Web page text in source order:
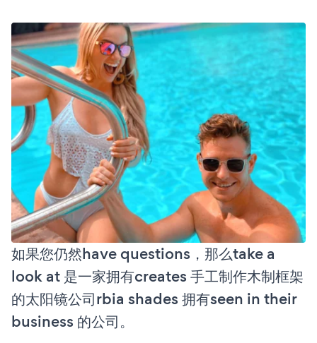
如果您仍然have questions，那么take a
look at 是一家拥有creates 手工制作木制框架
的太阳镜公司rbia shades 拥有seen in their
business 的公司。